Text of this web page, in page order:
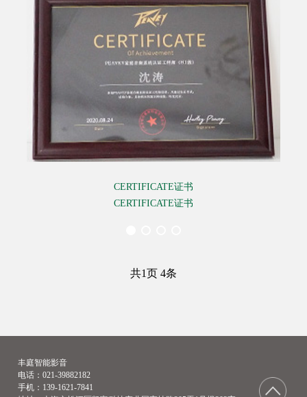
CERTIFICATE证书
CERTIFICATE证书
共1页 4条
丰庭智能影音
电话：021-39882182
手机：139-1621-7841